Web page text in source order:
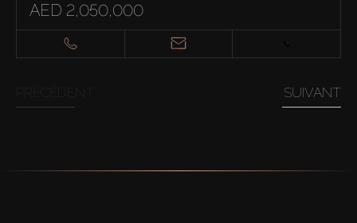
AED 2,050,000
SUIVANT